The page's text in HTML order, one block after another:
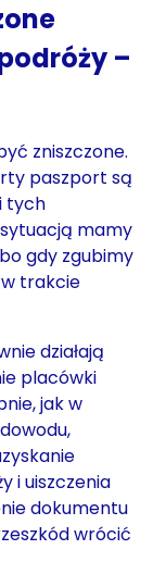
–
zniszczone.
paszport są
tych
mamy
gdy zgubimy
trakcie
działają
placówki
jak w
i uiszczenia
dokumentu
wrócić